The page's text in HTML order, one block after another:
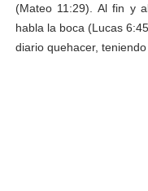
(Mateo 11:29). Al fin y
habla la boca (Lucas
diario quehacer,